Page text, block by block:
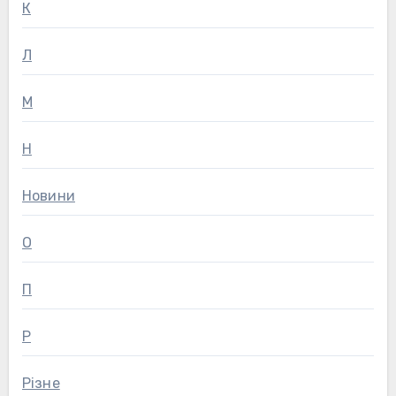
К
Л
М
Н
Новини
О
П
Р
Різне